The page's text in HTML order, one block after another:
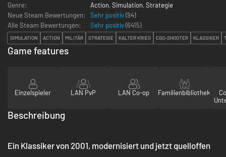
Genre:
Action, Simulation, Strategie
Neue Steam Bewertungen:
Sehr positiv(94)
Alle Steam Bewertungen:
Sehr positiv(6415)
SIMULATION ACTION MILITÄR STRATEGIE KALTER KRIEG EGO-SHOOTER KLASSIKER
Game features
Einzelspieler LAN PvP LAN Co-op Familienbibliothek
Beschreibung
Ein Klassiker von 2001, modernisiert und jetzt quelloffen